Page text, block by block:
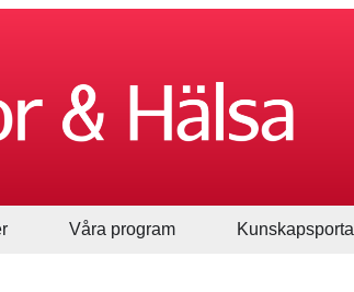
Våra program Kunskapsportal